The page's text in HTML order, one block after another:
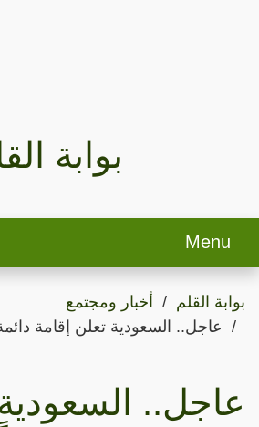
بوابة
Menu
بوابة القلم
أخبار ومجتمع
عاجل.. السعودية تعلن إقامة
عاجل..